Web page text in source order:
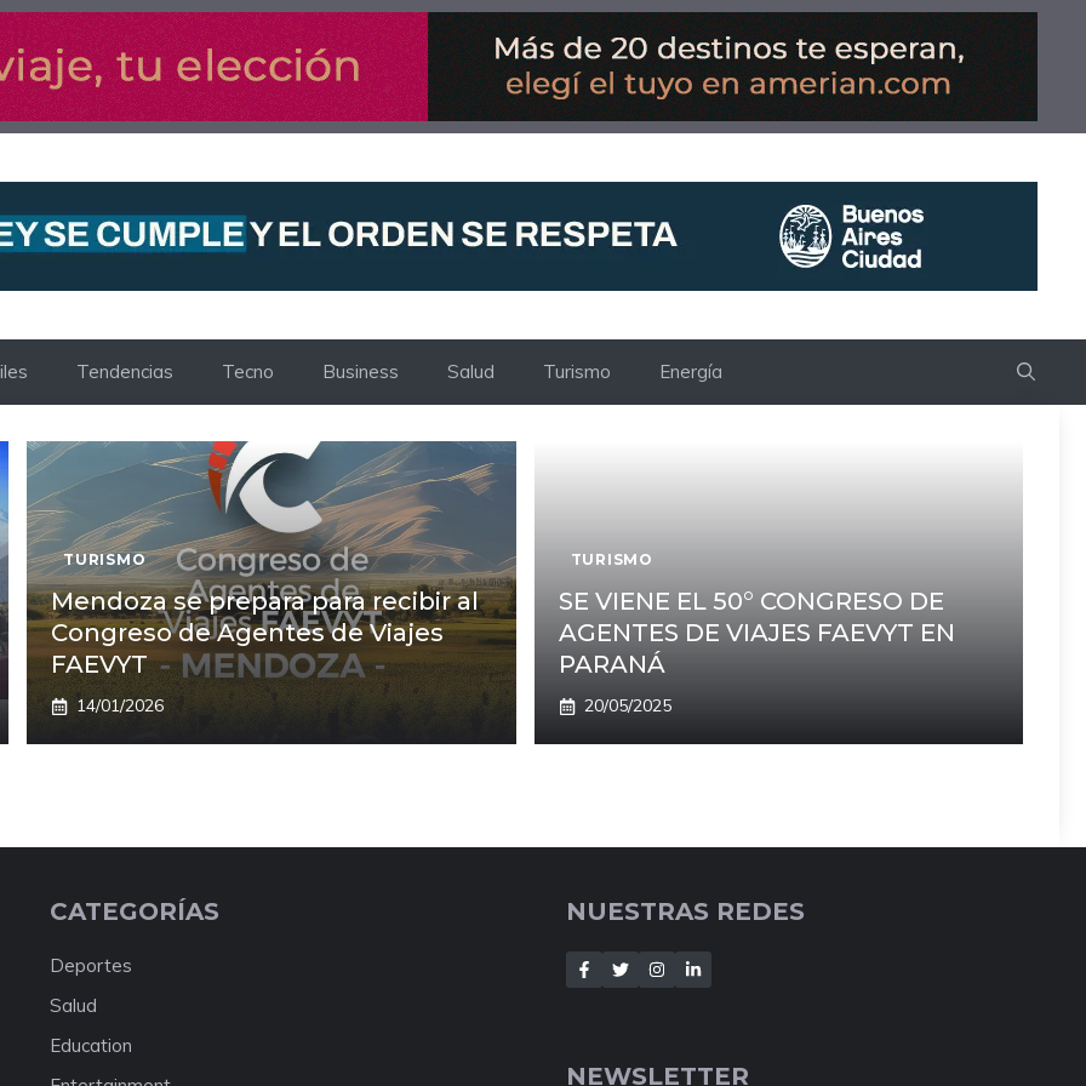
Tendencias Tecno Business Salud Turismo Energía
TURISMO
Mendoza se prepara para recibir al
Congreso de Agentes de Viajes
FAEVYT
14/01/2026
TURISMO
SE VIENE EL 50° CONGRESO DE
AGENTES DE VIAJES FAEVYT EN
PARANÁ
20/05/2025
CATEGORÍAS
Deportes
Salud
Education
NUESTRAS REDES
NEWSLETTER